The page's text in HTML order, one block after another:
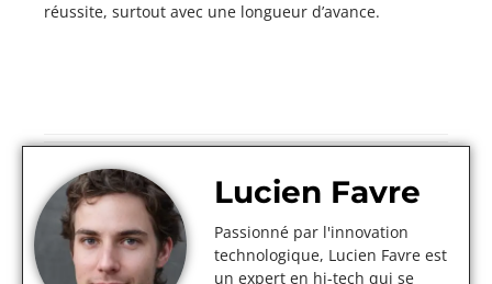
réussite, surtout avec une longueur d’avance.
Lucien Favre
Passionné par l'innovation
technologique, Lucien Favre est
un expert en hi-tech qui se